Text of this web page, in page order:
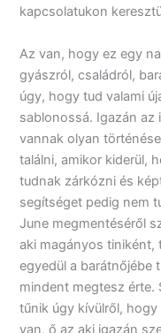
kapcsolatukon
Az van, hogy ez egy
gyászról, családról,
úgy, hogy tud valami
sablonossá. Igazán az
vannak olyan
találni, amikor kiderül,
tudnak zárkózni és
segítséget pedig nem
June megmentéséről
aki magányos
egyedül a barátnőjébe
mindent megtesz érte.
tűnik úgy kívülről,
van, ő az aki igazán